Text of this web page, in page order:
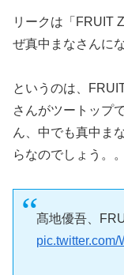
リークは「FRUIT
ぜ真中まなさんに
というのは、
さんがツートップ
ん、中でも真中ま
らなのでしょう。。
髙地優吾、
pic.twitter.com/